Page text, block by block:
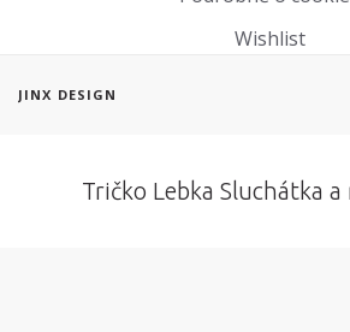
Wishlist
JINX DESIGN
Tričko Lebka Sluchátka